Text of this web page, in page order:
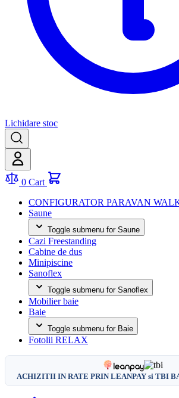
Lichidare stoc
0 Cart
CONFIGURATOR PARAVAN
Saune
Toggle submenu for Saune
Cazi Freestanding
Cabine de dus
Minipiscine
Sanoflex
Toggle submenu for Sanoflex
Mobilier baie
Baie
Toggle submenu for Baie
Fotolii RELAX
ACHIZITII IN RATE PRIN LEANPAY si TBI